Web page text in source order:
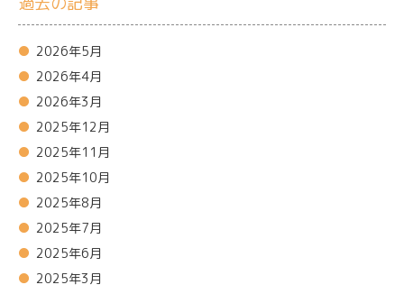
2026年5月
2026年4月
2026年3月
2025年12月
2025年11月
2025年10月
2025年8月
2025年7月
2025年6月
2025年3月